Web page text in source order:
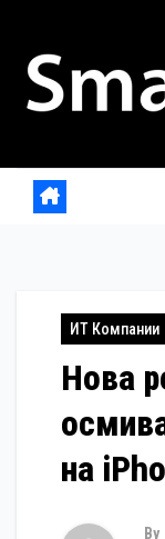
content
ИТ Компании
Нова
на
By